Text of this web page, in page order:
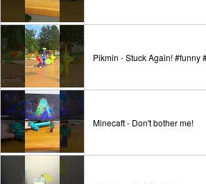
Pikmin - Stuck Again! #funny
Minecaft - Don't bother me!